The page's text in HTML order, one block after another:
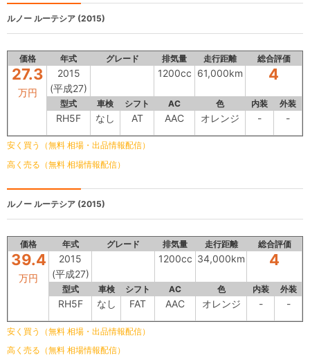
ルノー ルーテシア (2015)
価格 年式 グレード 排気量 走行距離 総合評価
27.3
万円
2015
(平成27)
1200cc 61,000km 4
型式 車検 シフト AC 色 内装 外装
RH5F なし AT AAC オレンジ - -
安く買う（無料 相場・出品情報配信）
高く売る（無料 相場情報配信）
ルノー ルーテシア (2015)
価格 年式 グレード 排気量 走行距離 総合評価
39.4
万円
2015
(平成27)
1200cc 34,000km 4
型式 車検 シフト AC 色 内装 外装
RH5F なし FAT AAC オレンジ - -
安く買う（無料 相場・出品情報配信）
高く売る（無料 相場情報配信）